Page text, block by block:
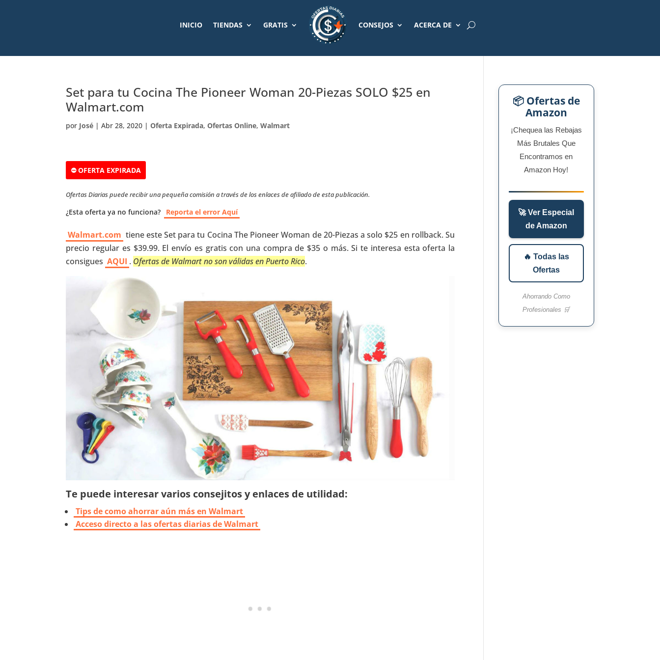
INICIO TIENDAS GRATIS CONSEJOS ACERCA DE
Set para tu Cocina The Pioneer Woman 20-Piezas SOLO $25 en
Walmart.com
por José |Abr 28, 2020 |Oferta Expirada,Ofertas Online,Walmart
⛔ OFERTA EXPIRADA
Ofertas Diarias puede recibir una pequeña comisión a través de los enlaces de afiliado de esta publicación.
¿Esta oferta ya no funciona? Reporta el error Aquí
Walmart.com tiene este Set para tu Cocina The Pioneer Woman de 20-Piezas a solo $25 en rollback. Su
precio regular es $39.99. El envío es gratis con una compra de $35 o más. Si te interesa esta oferta la
consigues AQUI . Ofertas de Walmart no son válidas en Puerto Rico.
Te puede interesar varios consejitos y enlaces de utilidad:
Tips de como ahorrar aún más en Walmart
Acceso directo a las ofertas diarias de Walmart
📦 Ofertas de
Amazon
¡Chequea las Rebajas
Más Brutales Que
Encontramos en
Amazon Hoy!
🚀 Ver Especial
de Amazon
🔥 Todas las
Ofertas
Ahorrando Como
Profesionales 🛒